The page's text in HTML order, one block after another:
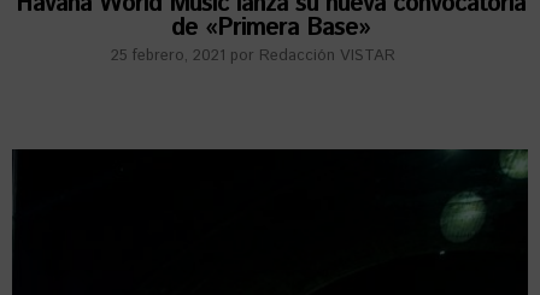
de «Primera Base»
25 febrero, 2021 por Redacción VISTAR